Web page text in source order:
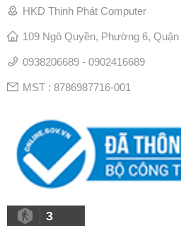
HKD Thịnh Phát Computer
109 Ngô Quyền, Phường 6,
0938206689 - 0902416689
MST : 8786987716-001
3